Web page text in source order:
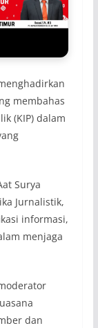
membahas
(KIP) dalam
Surya
Jurnalistik,
informasi,
menjaga
dan